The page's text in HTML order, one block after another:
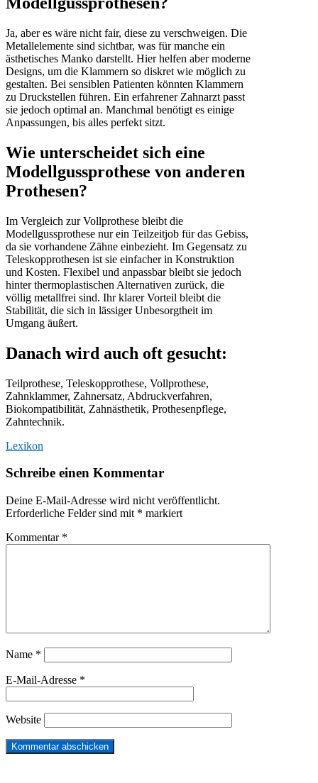
Ja, aber es wäre nicht fair, diese zu verschweigen. Die
Metallelemente sind sichtbar, was für manche ein
ästhetisches Manko darstellt. Hier helfen aber moderne
Designs, um die Klammern so diskret wie möglich zu
gestalten. Bei sensiblen Patienten könnten Klammern
zu Druckstellen führen. Ein erfahrener Zahnarzt passt
sie jedoch optimal an. Manchmal benötigt es einige
Anpassungen, bis alles perfekt sitzt.
Wie unterscheidet sich eine
Modellgussprothese von anderen
Prothesen?
Im Vergleich zur Vollprothese bleibt die
Modellgussprothese nur ein Teilzeitjob für das Gebiss,
da sie vorhandene Zähne einbezieht. Im Gegensatz zu
Teleskopprothesen ist sie einfacher in Konstruktion
und Kosten. Flexibel und anpassbar bleibt sie jedoch
hinter thermoplastischen Alternativen zurück, die
völlig metallfrei sind. Ihr klarer Vorteil bleibt die
Stabilität, die sich in lässiger Unbesorgtheit im
Umgang äußert.
Danach wird auch oft gesucht:
Teilprothese, Teleskopprothese, Vollprothese,
Zahnklammer, Zahnersatz, Abdruckverfahren,
Biokompatibilität, Zahnästhetik, Prothesenpflege,
Zahntechnik.
Lexikon
Schreibe einen Kommentar
Deine E-Mail-Adresse wird nicht veröffentlicht.
Erforderliche Felder sind mit * markiert
Kommentar *
Name *
E-Mail-Adresse *
Website